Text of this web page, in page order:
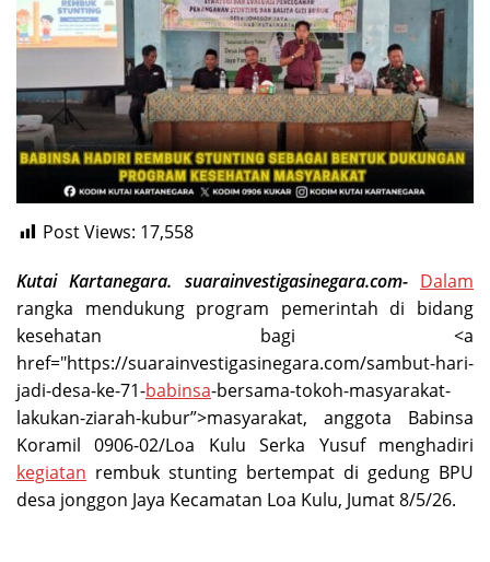
Post Views: 17,558
Kutai Kartanegara. suarainvestigasinegara.com- Dalam
rangka mendukung program pemerintah di bidang
kesehatan bagi <a
href="https://suarainvestigasinegara.com/sambut-hari-
jadi-desa-ke-71-babinsa-bersama-tokoh-masyarakat-
lakukan-ziarah-kubur”>masyarakat, anggota Babinsa
Koramil 0906-02/Loa Kulu Serka Yusuf menghadiri
kegiatan rembuk stunting bertempat di gedung BPU
desa jonggon Jaya Kecamatan Loa Kulu, Jumat 8/5/26.